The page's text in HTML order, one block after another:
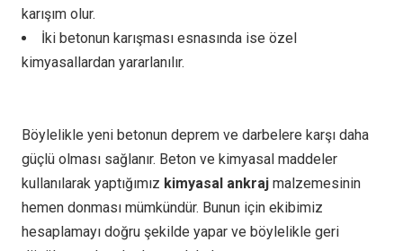
karışım olur.
İki betonun karışması esnasında ise özel
kimyasallardan yararlanılır.
Böylelikle yeni betonun deprem ve darbelere karşı daha
güçlü olması sağlanır. Beton ve kimyasal maddeler
kullanılarak yaptığımız kimyasal ankraj malzemesinin
hemen donması mümkündür. Bunun için ekibimiz
hesaplamayı doğru şekilde yapar ve böylelikle geri